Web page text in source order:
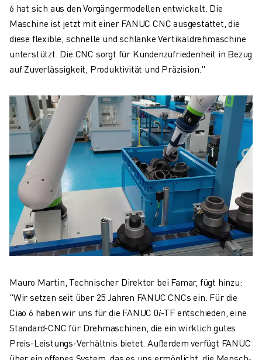
6 hat sich aus den Vorgängermodellen entwickelt. Die
Maschine ist jetzt mit einer FANUC CNC ausgestattet, die
diese flexible, schnelle und schlanke Vertikaldrehmaschine
unterstützt. Die CNC sorgt für Kundenzufriedenheit in Bezug
auf Zuverlässigkeit, Produktivität und Präzision."
Mauro Martin, Technischer Direktor bei Famar, fügt hinzu:
"Wir setzen seit über 25 Jahren FANUC CNCs ein. Für die
Ciao 6 haben wir uns für die FANUC 0𝑖-TF entschieden, eine
Standard-CNC für Drehmaschinen, die ein wirklich gutes
Preis-Leistungs-Verhältnis bietet. Außerdem verfügt FANUC